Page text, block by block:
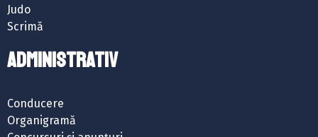
Judo
Scrimă
ADMINISTRATIV
Conducere
Organigramă